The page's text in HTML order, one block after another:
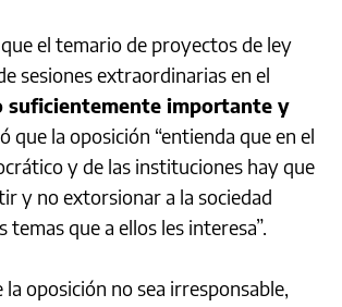
el temario de proyectos de ley
sesiones extraordinarias en el
suficientemente importante y
que la oposición “entienda que en el
y de las instituciones hay que
y no extorsionar a la sociedad
que a ellos les interesa”.
la oposición no sea irresponsable,